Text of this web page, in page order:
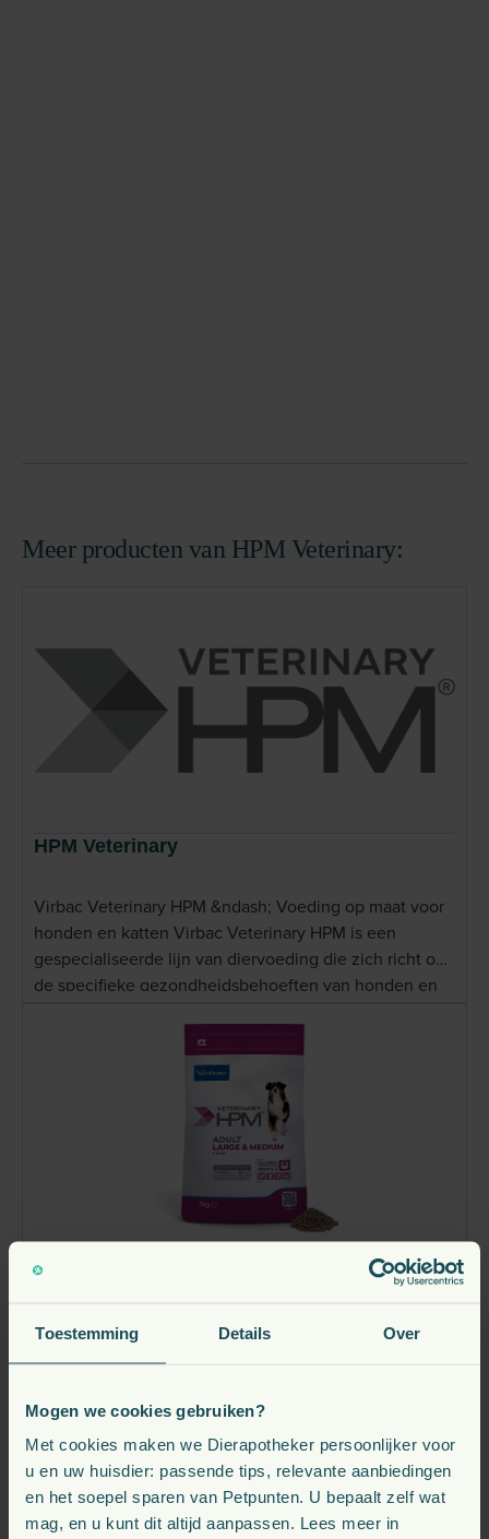
Toestemming Details Over
Mogen we cookies gebruiken?
Met cookies maken we Dierapotheker persoonlijker voor
u en uw huisdier: passende tips, relevante aanbiedingen
en het soepel sparen van Petpunten. U bepaalt zelf wat
mag, en u kunt dit altijd aanpassen. Lees meer in
Meer producten van HPM Veterinary:
HPM Veterinary
Virbac Veterinary HPM &ndash; Voeding op maat voor
honden en katten Virbac Veterinary HPM is een
gespecialiseerde lijn van diervoeding die zich richt op
de specifieke gezondheidsbehoeften van honden en
gerenommeerde farmaceutische bedrijf Virbac, biedt
HPM voeding die is gebaseerd op een hoog eiwit- en
laag koolhydraatgehalte, wat beter aansluit op de
natuurlijke voeding van carnivoren zoals honden en
katten. Deze aanpak helpt bij het ondersteunen van
een gezond gewicht, sterke spieren en specifieke
gezondheidsproblemen zoals allergie&euml;n en
urinewegproblemen. Lees meer
Verwachte leverdatum: 2026-08-10
Bekijk